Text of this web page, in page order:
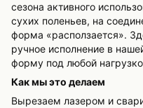
сезона активного
сухих поленьев, на
форма «расползается».
ручное исполнение в
форму под любой
Как мы это делаем
Вырезаем лазером и